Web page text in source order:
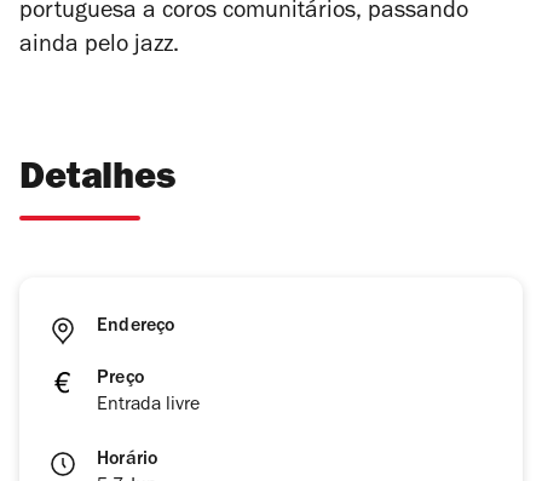
portuguesa a coros comunitários, passando
ainda pelo jazz.
Detalhes
Endereço
Preço
Entrada livre
Horário